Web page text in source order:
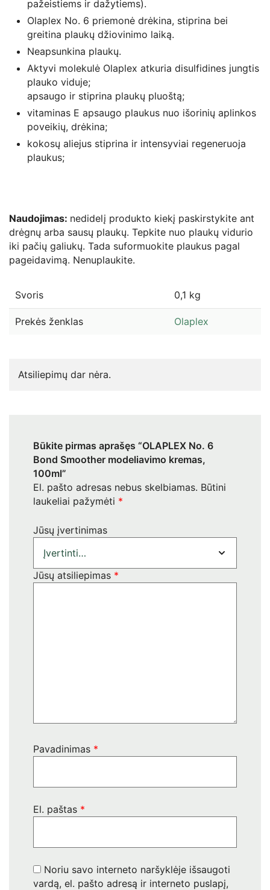
pažeistiems ir dažytiems).
Olaplex No. 6 priemonė drėkina, stiprina bei
greitina plaukų džiovinimo laiką.
Neapsunkina plaukų.
Aktyvi molekulė Olaplex atkuria disulfidines jungtis
plauko viduje;
apsaugo ir stiprina plaukų pluoštą;
vitaminas E apsaugo plaukus nuo išorinių aplinkos
poveikių, drėkina;
kokosų aliejus stiprina ir intensyviai regeneruoja
plaukus;
Naudojimas: nedidelį produkto kiekį paskirstykite ant
drėgnų arba sausų plaukų. Tepkite nuo plaukų vidurio
iki pačių galiukų. Tada suformuokite plaukus pagal
pageidavimą. Nenuplaukite.
Svoris 0,1 kg
Prekės ženklas Olaplex
Atsiliepimų dar nėra.
Būkite pirmas aprašęs “OLAPLEX No. 6
Bond Smoother modeliavimo kremas,
100ml”
El. pašto adresas nebus skelbiamas. Būtini
laukeliai pažymėti *
Jūsų įvertinimas
Jūsų atsiliepimas *
Pavadinimas *
El. paštas *
Noriu savo interneto naršyklėje išsaugoti
vardą, el. pašto adresą ir interneto puslapį,